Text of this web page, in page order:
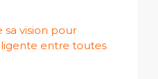
vision pour
entre toutes